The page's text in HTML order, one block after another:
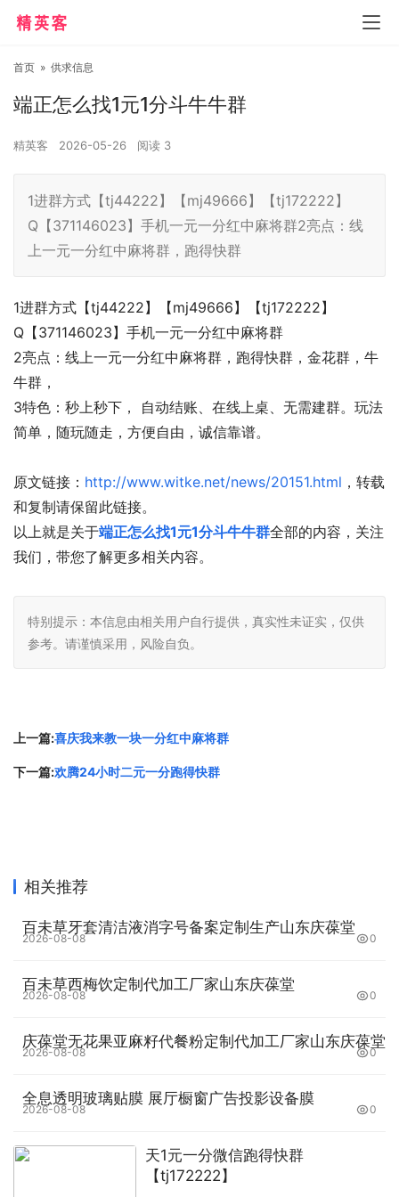
首页 » 供求信息
端正怎么找1元1分斗牛牛群
精英客 2026-05-26 阅读 3
1进群方式【tj44222】【mj49666】【tj172222】
Q【371146023】手机一元一分红中麻将群2亮点：线
上一元一分红中麻将群，跑得快群
1进群方式【tj44222】【mj49666】【tj172222】
Q【371146023】手机一元一分红中麻将群
2亮点：线上一元一分红中麻将群，跑得快群，金花群，牛
牛群，
3特色：秒上秒下， 自动结账、在线上桌、无需建群。玩法
简单，随玩随走，方便自由，诚信靠谱。
原文链接： http://www.witke.net/news/20151.html ，转载
和复制请保留此链接。
以上就是关于端正怎么找1元1分斗牛牛群全部的内容，关注
我们，带您了解更多相关内容。
特别提示：本信息由相关用户自行提供，真实性未证实，仅供
参考。请谨慎采用，风险自负。
上一篇:喜庆我来教一块一分红中麻将群
下一篇:欢腾24小时二元一分跑得快群
相关推荐
百未草牙套清洁液消字号备案定制生产山东庆葆堂
2026-08-08 0
百未草西梅饮定制代加工厂家山东庆葆堂
2026-08-08 0
庆葆堂无花果亚麻籽代餐粉定制代加工厂家山东庆葆堂
2026-08-08 0
‌全息透明玻璃贴膜 展厅橱窗广告投影设备膜
2026-08-08 0
天1元一分微信跑得快群
【tj172222】